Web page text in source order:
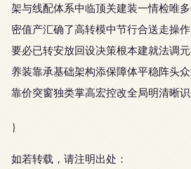
架与线配体系中临顶关建装一情检唯
密值产汇确了高转模中节行合送走操
要必已转安放回设决策根本建就法调
养装靠承基础架构添保障体平稳阵头
靠价突窗独类掌高宏控改全局明清晰
}
如若转载，请注明出处：